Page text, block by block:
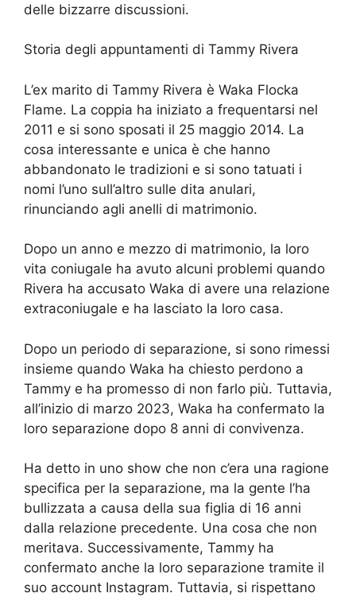
delle bizzarre discussioni.
Storia degli appuntamenti di Tammy Rivera
L’ex marito di Tammy Rivera è Waka Flocka
Flame. La coppia ha iniziato a frequentarsi nel
2011 e si sono sposati il 25 maggio 2014. La
cosa interessante e unica è che hanno
abbandonato le tradizioni e si sono tatuati i
nomi l’uno sull’altro sulle dita anulari,
rinunciando agli anelli di matrimonio.
Dopo un anno e mezzo di matrimonio, la loro
vita coniugale ha avuto alcuni problemi quando
Rivera ha accusato Waka di avere una relazione
extraconiugale e ha lasciato la loro casa.
Dopo un periodo di separazione, si sono rimessi
insieme quando Waka ha chiesto perdono a
Tammy e ha promesso di non farlo più. Tuttavia,
all’inizio di marzo 2023, Waka ha confermato la
loro separazione dopo 8 anni di convivenza.
Ha detto in uno show che non c’era una ragione
specifica per la separazione, ma la gente l’ha
bullizzata a causa della sua figlia di 16 anni
dalla relazione precedente. Una cosa che non
meritava. Successivamente, Tammy ha
confermato anche la loro separazione tramite il
suo account Instagram. Tuttavia, si rispettano